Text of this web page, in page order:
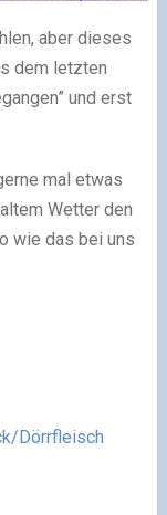
aber dieses
dem letzten
und erst
mal etwas
Wetter den
wie das bei uns
Dörrfleisch